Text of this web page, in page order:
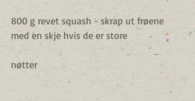
800 g revet squash - skrap ut frøene
med en skje hvis de er store
nøtter